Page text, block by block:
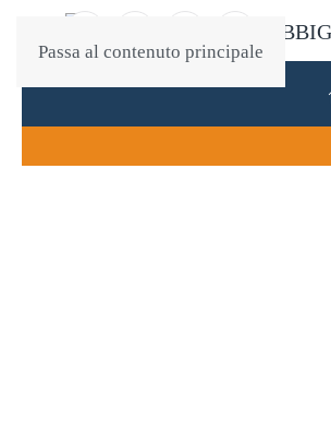
Passa al contenuto principale